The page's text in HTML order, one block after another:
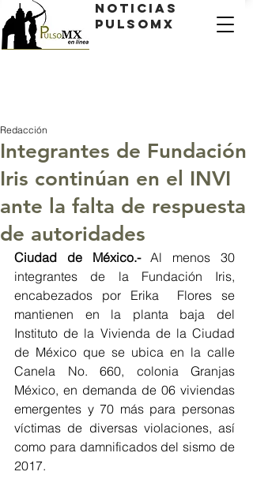
Noticias
PulsoMX
Integrantes de Fundación
Iris continúan en el INVI
ante la falta de respuesta
de autoridades
Redacción
Ciudad de México.- Al menos 30
integrantes de la Fundación Iris,
encabezados por Erika  Flores se
mantienen en la planta baja del
Instituto de la Vivienda de la Ciudad
de México que se ubica en la calle
Canela No. 660, colonia Granjas
México, en demanda de 06 viviendas
emergentes y 70 más para personas
víctimas de diversas violaciones, así
como para damnificados del sismo de
2017.